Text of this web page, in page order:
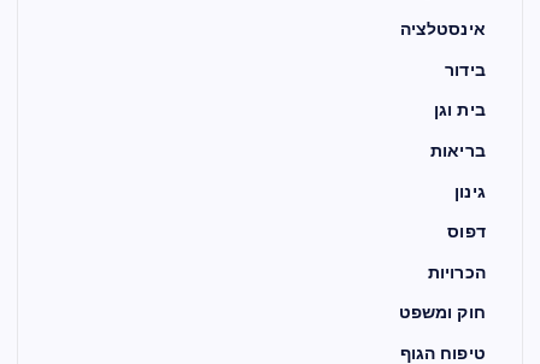
אינסטלציה
בידור
בית וגן
בריאות
גינון
דפוס
הכרויות
חוק ומשפט
טיפוח הגוף